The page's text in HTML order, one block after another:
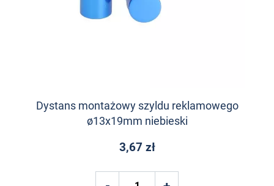
Dystans montażowy szyldu reklamowego
ø13x19mm niebieski
3,67 zł